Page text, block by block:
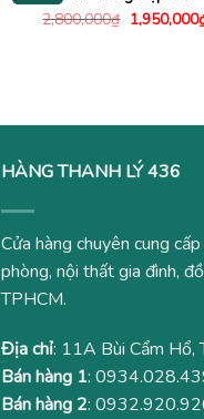
2,800,000₫ Giá
gốc
1,950,000
HÀNG THANH LÝ 436
Cửa hàng chuyên cung
phòng, nội thất gia đình,
TPHCM.
Địa chỉ: 11A Bùi Cẩm Hổ,
Bán hàng 1:
Bán hàng 2: